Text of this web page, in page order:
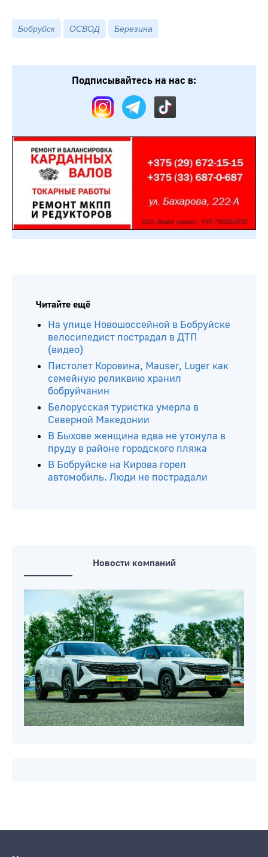
Бобруйск ОСВОД Березина
Подписывайтесь на нас в:
Читайте ещё
На улице Новошоссейной в Бобруйске
велосипедист пострадал в ДТП
(видео)
Пистолет Коровина, Mauser, Luger как
семейную реликвию хранил
бобруйчанин
Белорусская туристка умерла в
Северной Македонии
В Быхове женщина едва не утонула в
пруду в районе городского пляжа
В Бобруйске на Кирова горел
автомобиль. Люди не пострадали
Новости компаний